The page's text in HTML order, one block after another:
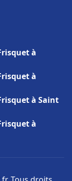
à
à
à Saint
à